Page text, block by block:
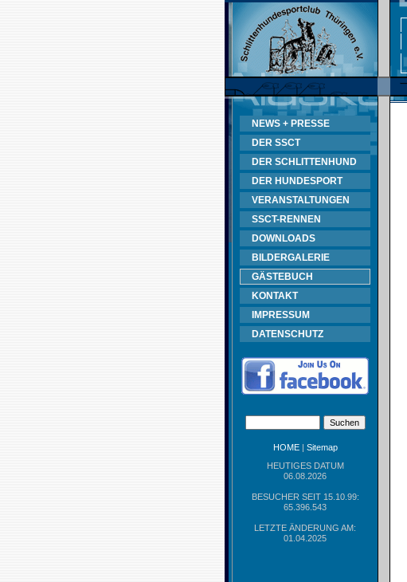
NEWS + PRESSE
DER SSCT
DER SCHLITTENHUND
DER HUNDESPORT
VERANSTALTUNGEN
SSCT-RENNEN
DOWNLOADS
BILDERGALERIE
GÄSTEBUCH
KONTAKT
IMPRESSUM
DATENSCHUTZ
HOME| Sitemap
HEUTIGES DATUM
06.08.2026
BESUCHER SEIT 15.10.99:
65.396.543
LETZTE ÄNDERUNG AM:
01.04.2025